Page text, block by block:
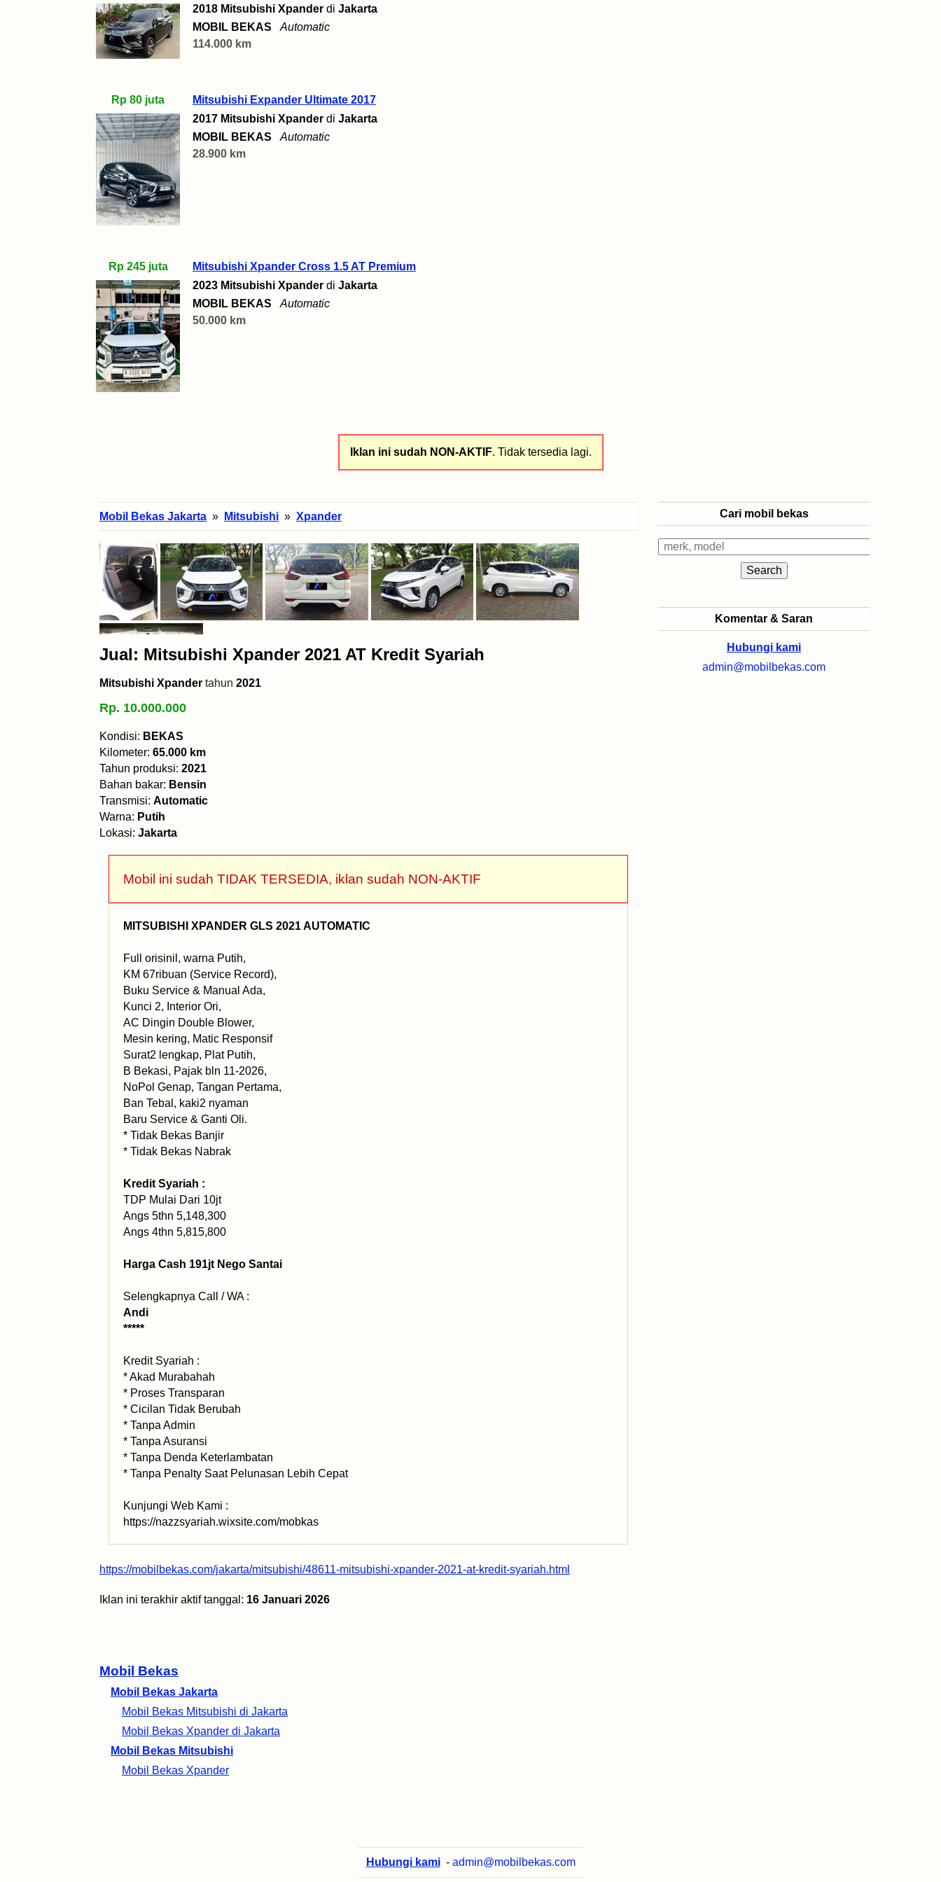
2018 Mitsubishi Xpander di Jakarta
MOBIL BEKAS
Automatic
114.000 km
Rp 80 juta
Mitsubishi Expander Ultimate 2017
2017 Mitsubishi Xpander di Jakarta
MOBIL BEKAS
Automatic
28.900 km
Rp 245 juta
Mitsubishi Xpander Cross 1.5 AT Premium
2023 Mitsubishi Xpander di Jakarta
MOBIL BEKAS
Automatic
50.000 km
Iklan ini sudah NON-AKTIF. Tidak tersedia lagi.
Mobil Bekas
Mobil Bekas Jakarta
Mobil Bekas Mitsubishi di Jakarta
Mobil Bekas Xpander di Jakarta
Mobil Bekas Mitsubishi
Mobil Bekas Xpander
Mobil Bekas Jakarta » Mitsubishi » Xpander
Jual: Mitsubishi Xpander 2021 AT Kredit Syariah
Mitsubishi Xpander tahun 2021
Rp. 10.000.000
Kondisi: BEKAS
Kilometer: 65.000 km
Tahun produksi: 2021
Bahan bakar: Bensin
Transmisi: Automatic
Warna: Putih
Lokasi: Jakarta
Mobil ini sudah TIDAK TERSEDIA, iklan sudah NON-AKTIF
MITSUBISHI XPANDER GLS 2021 AUTOMATIC
Full orisinil, warna Putih,
KM 67ribuan (Service Record),
Buku Service & Manual Ada,
Kunci 2, Interior Ori,
AC Dingin Double Blower,
Mesin kering, Matic Responsif
Surat2 lengkap, Plat Putih,
B Bekasi, Pajak bln 11-2026,
NoPol Genap, Tangan Pertama,
Ban Tebal, kaki2 nyaman
Baru Service & Ganti Oli.
* Tidak Bekas Banjir
* Tidak Bekas Nabrak
Kredit Syariah :
TDP Mulai Dari 10jt
Angs 5thn 5,148,300
Angs 4thn 5,815,800
Harga Cash 191jt Nego Santai
Selengkapnya Call / WA :
Andi
*****
Kredit Syariah :
* Akad Murabahah
* Proses Transparan
* Cicilan Tidak Berubah
* Tanpa Admin
* Tanpa Asuransi
* Tanpa Denda Keterlambatan
* Tanpa Penalty Saat Pelunasan Lebih Cepat
Kunjungi Web Kami :
https://nazzsyariah.wixsite.com/mobkas
https://mobilbekas.com/jakarta/mitsubishi/48611-mitsubishi-xpander-2021-at-kredit-syariah.html
Iklan ini terakhir aktif tanggal: 16 Januari 2026
Cari mobil bekas
Komentar & Saran
Hubungi kami
admin@mobilbekas.com
Hubungi kami - admin@mobilbekas.com